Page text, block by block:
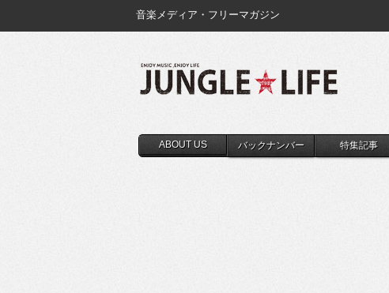
音楽メディア・フリーマガジン
ABOUT US バックナンバー 特集記事